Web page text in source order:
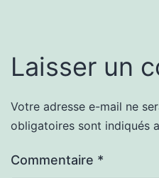
Laisser un
Votre adresse e-mail ne
obligatoires sont indiqués
Commentaire *